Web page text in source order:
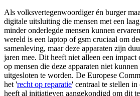
Als volksvertegenwoordiger én burger
digitale uitsluiting die mensen met een
minder onderlegde mensen kunnen
wereld is een laptop of gsm cruciaal om
samenleving, maar deze apparaten zijn
jaren mee. Dit heeft niet alleen een
op mensen die deze apparaten niet
uitgesloten te worden. De Europese
het 'recht op reparatie' centraal te stellen
heeft al initiatieven aangekondigd om dit